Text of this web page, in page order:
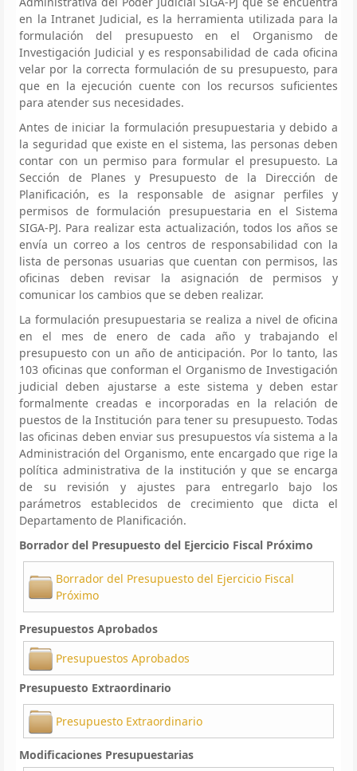
en la Intranet Judicial, es la herramienta utilizada para la
formulación del presupuesto en el Organismo de
Investigación Judicial y es responsabilidad de cada oficina
velar por la correcta formulación de su presupuesto, para
que en la ejecución cuente con los recursos suficientes
para atender sus necesidades.
Antes de iniciar la formulación presupuestaria y debido a
la seguridad que existe en el sistema, las personas deben
contar con un permiso para formular el presupuesto. La
Sección de Planes y Presupuesto de la Dirección de
Planificación, es la responsable de asignar perfiles y
permisos de formulación presupuestaria en el Sistema
SIGA-PJ. Para realizar esta actualización, todos los años se
envía un correo a los centros de responsabilidad con la
lista de personas usuarias que cuentan con permisos, las
oficinas deben revisar la asignación de permisos y
comunicar los cambios que se deben realizar.
La formulación presupuestaria se realiza a nivel de oficina
en el mes de enero de cada año y trabajando el
presupuesto con un año de anticipación. Por lo tanto, las
103 oficinas que conforman el Organismo de Investigación
judicial deben ajustarse a este sistema y deben estar
formalmente creadas e incorporadas en la relación de
puestos de la Institución para tener su presupuesto. Todas
las oficinas deben enviar sus presupuestos vía sistema a la
Administración del Organismo, ente encargado que rige la
política administrativa de la institución y que se encarga
de su revisión y ajustes para entregarlo bajo los
parámetros establecidos de crecimiento que dicta el
Departamento de Planificación.
Borrador del Presupuesto del Ejercicio Fiscal Próximo
Borrador del Presupuesto del Ejercicio Fiscal
Próximo
Presupuestos Aprobados
Presupuestos Aprobados
Presupuesto Extraordinario
Presupuesto Extraordinario
Modificaciones Presupuestarias